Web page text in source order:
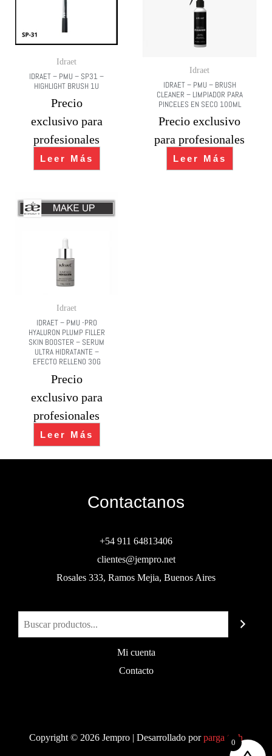
Idraet
IDRAET – PMU – SP31 –
HIGHLIGHT BRUSH 1U
Precio
exclusivo para
profesionales
Leer Más
Idraet
IDRAET – PMU – BRUSH
CLEANER – LIMPIADOR PARA
PINCELES EN SECO 100ML
Precio exclusivo
para profesionales
Leer Más
Idraet
IDRAET – PMU -PRO
HYALURON PLUMP FILLER
SKIN BOOSTER – SERUM
ULTRA HIDRATANTE –
EFECTO RELLENO 30G
Precio
exclusivo para
profesionales
Leer Más
Contactanos
+54 911 64813406
clientes@jempro.net
Rosales 333, Ramos Mejia, Buenos Aires
Mi cuenta
Contacto
Copyright © 2026 Jempro | Desarrollado porparga.tech
0